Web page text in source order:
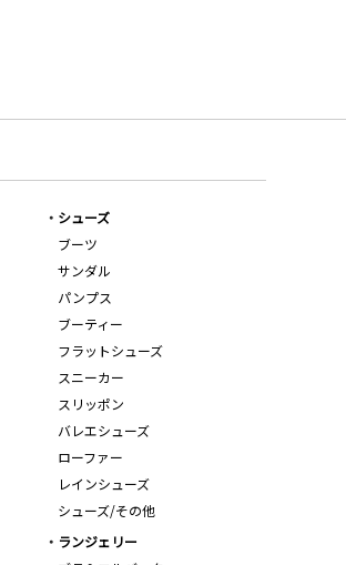
シューズ
ブーツ
サンダル
パンプス
ブーティー
フラットシューズ
スニーカー
スリッポン
バレエシューズ
ローファー
レインシューズ
シューズ/その他
ランジェリー